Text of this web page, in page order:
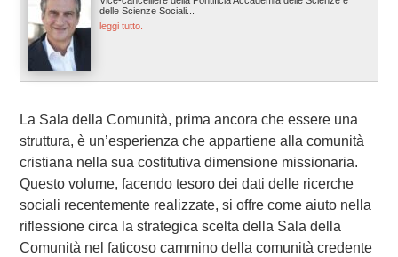
delle Scienze Sociali...
leggi tutto.
La Sala della Comunità, prima ancora che essere una
struttura, è un’esperienza che appartiene alla comunità
cristiana nella sua costitutiva dimensione missionaria.
Questo volume, facendo tesoro dei dati delle ricerche
sociali recentemente realizzate, si offre come aiuto nella
riflessione circa la strategica scelta della Sala della
Comunità nel faticoso cammino della comunità credente